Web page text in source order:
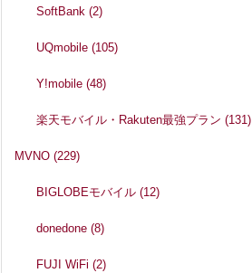
SoftBank(2)
UQmobile(105)
Y!mobile(48)
楽天モバイル・Rakuten最強プラン(131)
MVNO (229)
BIGLOBEモバイル(12)
donedone(8)
FUJI WiFi(2)